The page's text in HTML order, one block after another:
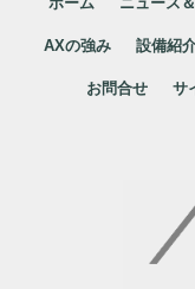
AXの強み 設備紹
お問合せ サ